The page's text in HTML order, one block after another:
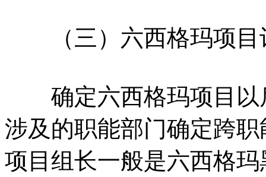
（三）六西格玛项目
确定六西格玛项目以
涉及的职能部门确定跨
项目组长一般是六西格